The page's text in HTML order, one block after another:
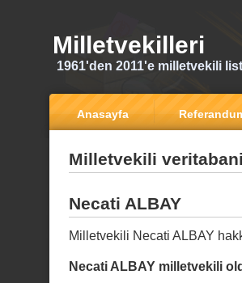
Milletvekilleri
1961'den 2011'e milletvekili
Anasayfa
Milletvekili veritabani
Necati ALBAY
Milletvekili Necati ALBAY
Necati ALBAY milletvekili